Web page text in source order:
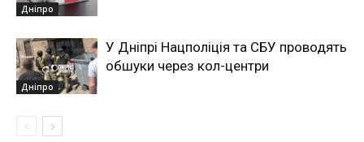
Дніпро
Дніпро
У Дніпрі Нацполіція та СБУ проводять
обшуки через кол-центри